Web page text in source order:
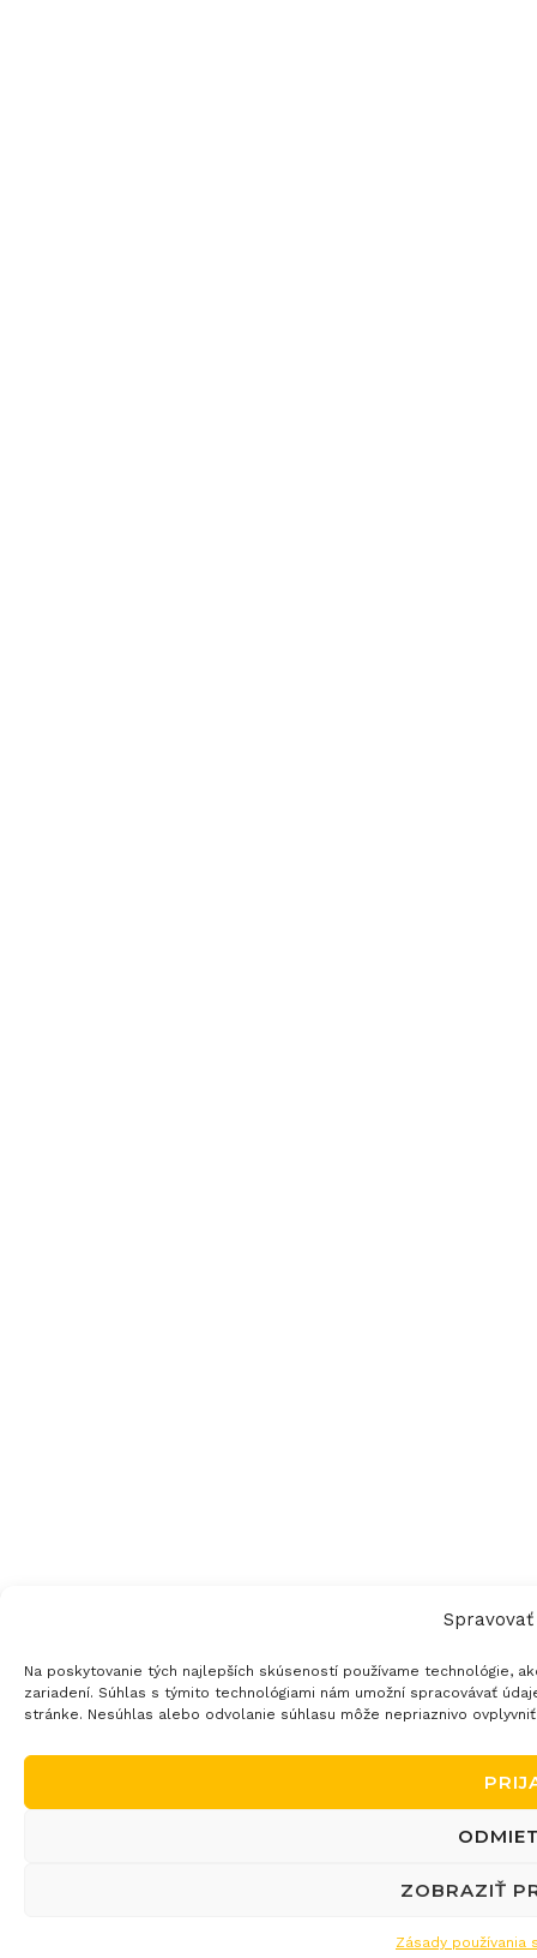
Spravovať
Na poskytovanie tých najlepších skúseností používame technológie,
zariadení. Súhlas s týmito technológiami nám umožní spracovávať
stránke. Nesúhlas alebo odvolanie súhlasu môže nepriaznivo
ZOBRAZIŤ
Zásady používania